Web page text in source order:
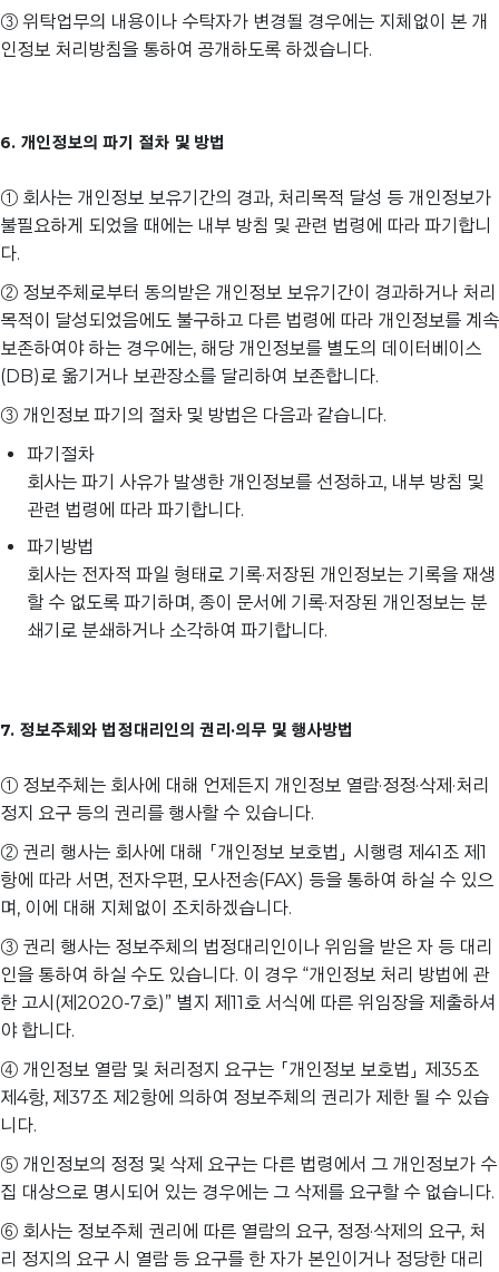
③ 위탁업무의 내용이나 수탁자가 변경될 경우에는 지체없이 본 개
인정보 처리방침을 통하여 공개하도록 하겠습니다.
6. 개인정보의 파기 절차 및 방법
① 회사는 개인정보 보유기간의 경과, 처리목적 달성 등 개인정보가
불필요하게 되었을 때에는 내부 방침 및 관련 법령에 따라 파기합니
다.
② 정보주체로부터 동의받은 개인정보 보유기간이 경과하거나 처리
목적이 달성되었음에도 불구하고 다른 법령에 따라 개인정보를 계속
보존하여야 하는 경우에는, 해당 개인정보를 별도의 데이터베이스
(DB)로 옮기거나 보관장소를 달리하여 보존합니다.
③ 개인정보 파기의 절차 및 방법은 다음과 같습니다.
파기절차
회사는 파기 사유가 발생한 개인정보를 선정하고, 내부 방침 및
관련 법령에 따라 파기합니다.
파기방법
회사는 전자적 파일 형태로 기록·저장된 개인정보는 기록을 재생
할 수 없도록 파기하며, 종이 문서에 기록·저장된 개인정보는 분
쇄기로 분쇄하거나 소각하여 파기합니다.
7. 정보주체와 법정대리인의 권리·의무 및 행사방법
① 정보주체는 회사에 대해 언제든지 개인정보 열람·정정·삭제·처리
정지 요구 등의 권리를 행사할 수 있습니다.
② 권리 행사는 회사에 대해 「개인정보 보호법」 시행령 제41조 제1
항에 따라 서면, 전자우편, 모사전송(FAX) 등을 통하여 하실 수 있으
며, 이에 대해 지체없이 조치하겠습니다.
③ 권리 행사는 정보주체의 법정대리인이나 위임을 받은 자 등 대리
인을 통하여 하실 수도 있습니다. 이 경우 “개인정보 처리 방법에 관
한 고시(제2020-7호)” 별지 제11호 서식에 따른 위임장을 제출하셔
야 합니다.
④ 개인정보 열람 및 처리정지 요구는 「개인정보 보호법」 제35조
제4항, 제37조 제2항에 의하여 정보주체의 권리가 제한 될 수 있습
니다.
⑤ 개인정보의 정정 및 삭제 요구는 다른 법령에서 그 개인정보가 수
집 대상으로 명시되어 있는 경우에는 그 삭제를 요구할 수 없습니다.
⑥ 회사는 정보주체 권리에 따른 열람의 요구, 정정·삭제의 요구, 처
리 정지의 요구 시 열람 등 요구를 한 자가 본인이거나 정당한 대리